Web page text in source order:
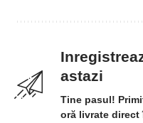
astazi
Tine pasul!
oră livrate direct